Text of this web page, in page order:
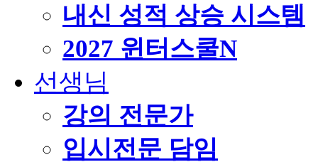
내신 성적 상승 시스템
2027 윈터스쿨N
선생님
강의 전문가
입시전문 담임